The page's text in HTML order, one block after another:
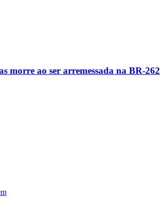
morre ao ser arremessada na BR-262